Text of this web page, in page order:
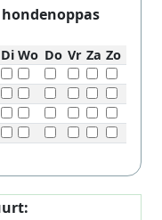
Di Wo Do Vr Za Zo